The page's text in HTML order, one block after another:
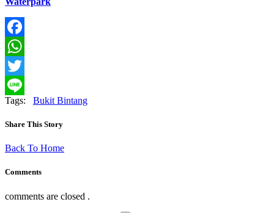
Facebook
WhatsApp
Twitter
Line
Tags: Bukit Bintang
Share This Story
Back To Home
Comments
comments are closed .